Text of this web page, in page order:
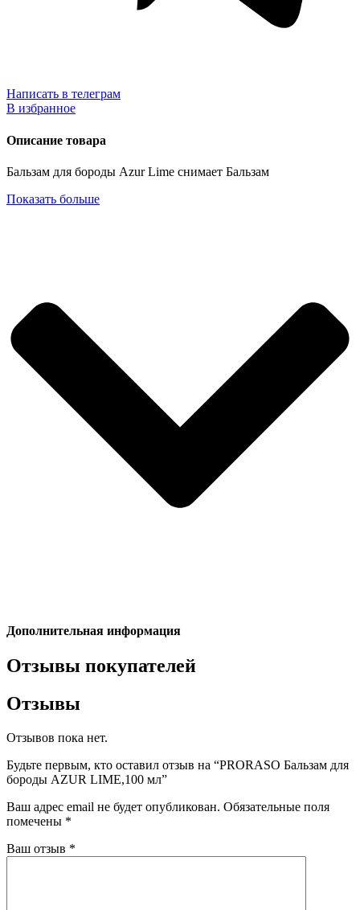
Написать в телеграм
В избранное
Описание товара
Бальзам для бороды Azur Lime снимает Бальзам
Показать больше
Дополнительная информация
Отзывы покупателей
Отзывы
Отзывов пока нет.
Будьте первым, кто оставил отзыв на “PRORASO Бальзам для
бороды AZUR LIME,100 мл”
Ваш адрес email не будет опубликован. Обязательные поля
помечены *
Ваш отзыв *